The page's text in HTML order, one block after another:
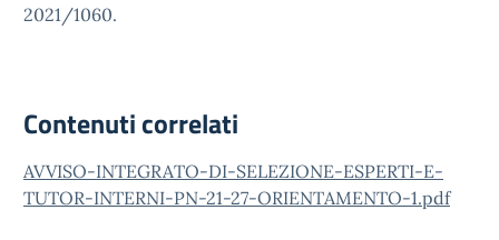
2021/1060.
Contenuti correlati
AVVISO-INTEGRATO-DI-SELEZIONE-ESPERTI-E-
TUTOR-INTERNI-PN-21-27-ORIENTAMENTO-1.pdf